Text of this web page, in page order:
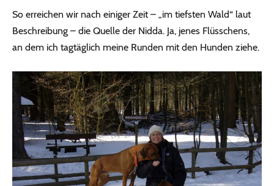
So erreichen wir nach einiger Zeit – „im tiefsten Wald“ laut
Beschreibung – die Quelle der Nidda. Ja, jenes Flüsschens,
an dem ich tagtäglich meine Runden mit den Hunden ziehe.